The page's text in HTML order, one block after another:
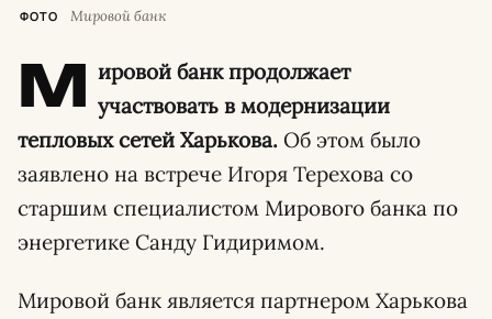
ФОТО Мировой банк
М ировой банк продолжает
участвовать в модернизации
тепловых сетей Харькова. Об этом было
заявлено на встрече Игоря Терехова со
старшим специалистом Мирового банка по
энергетике Санду Гидиримом.
Мировой банк является партнером Харькова